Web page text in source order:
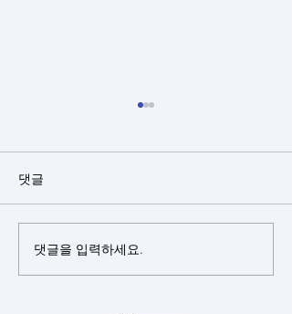
May 15, 2026 Teacher's Day
댓글
댓글을 입력하세요.